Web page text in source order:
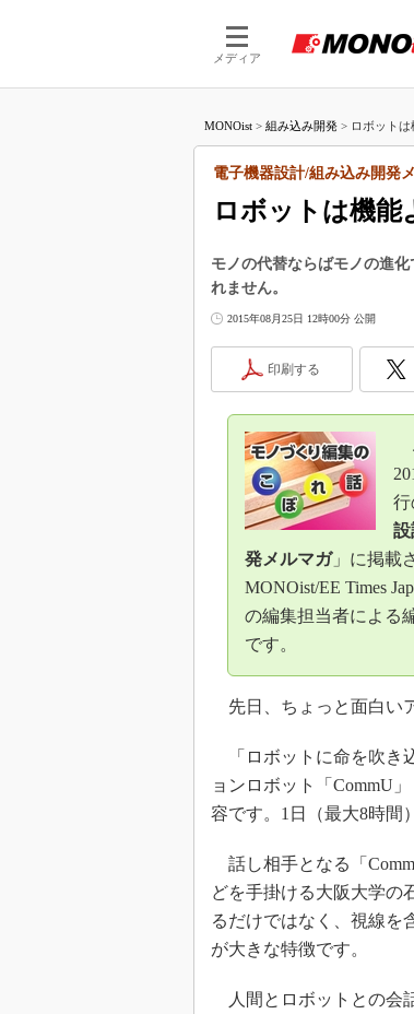
メディア
MONOist > 組み込み開発 > ロボット
ロボットは機能
電子機器設計/組み込み開発
モノの代替ならばモノの進
れません。
2015年08月25日 12時00分 公開
印刷する
行
設
発メルマガ」に掲載
MONOist/EE Times
の編集担当者による
です。
先日、ちょっと面白い
「ロボットに命を吹き
ョンロボット「CommU
容です。1日（最大8時間
話し相手となる「
どを手掛ける大阪大学の
るだけではなく、視線を
が大きな特徴です。
人間とロボットとの会